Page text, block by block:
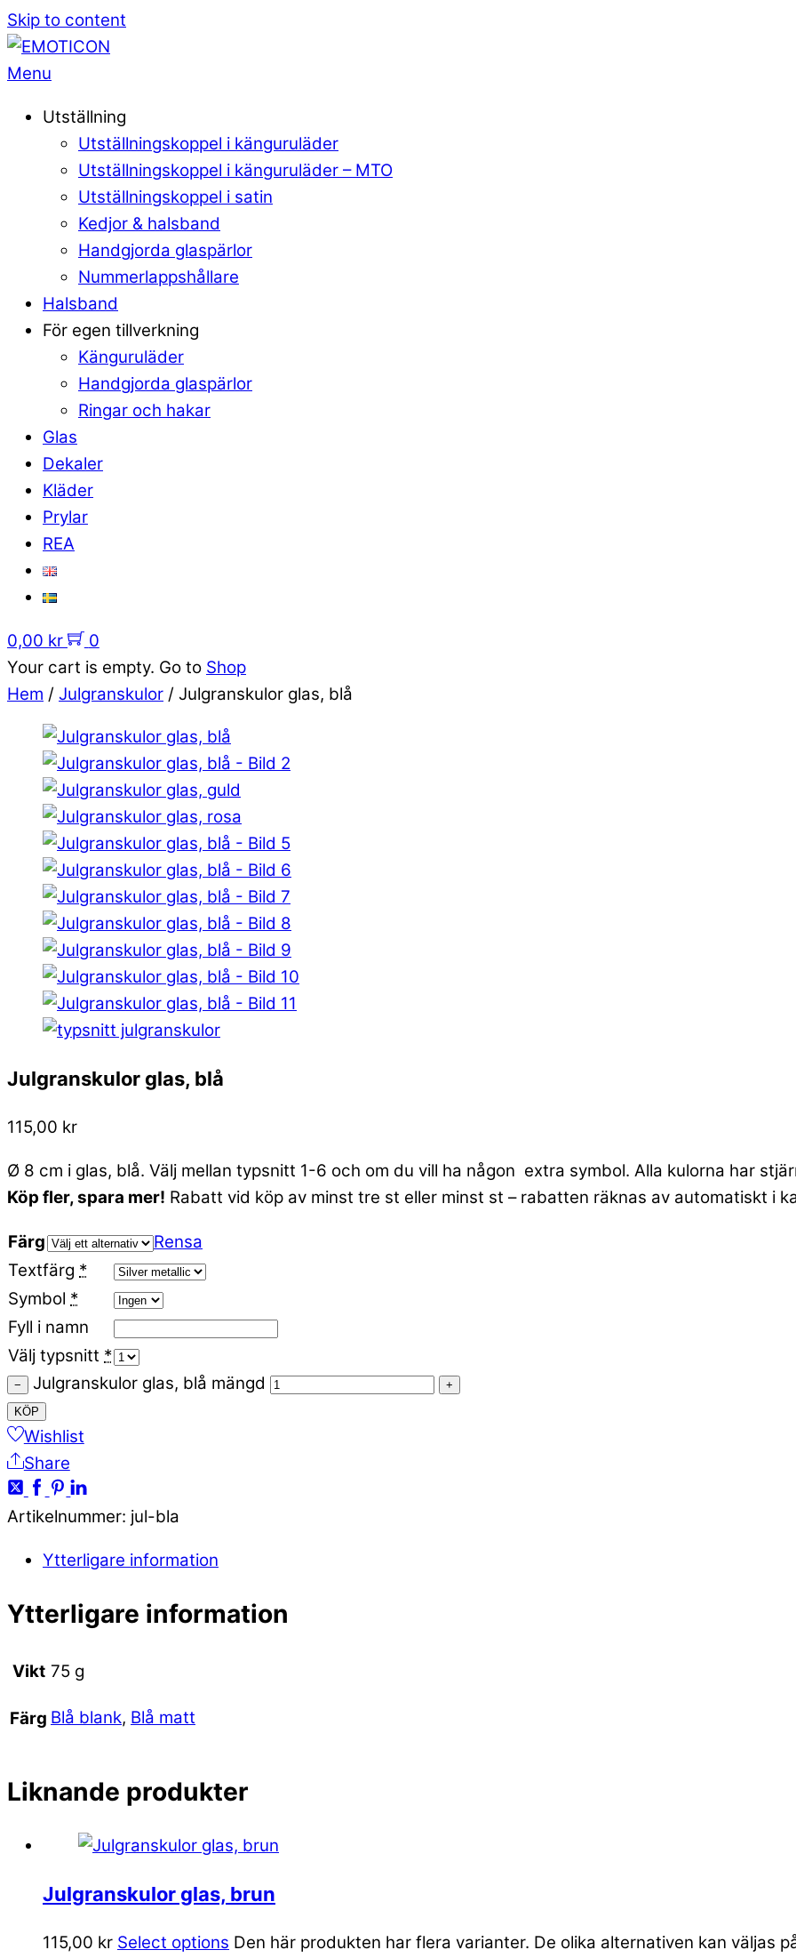
Skip to content
Menu
Utställning
Utställningskoppel i känguruläder
Utställningskoppel i känguruläder – MTO
Utställningskoppel i satin
Kedjor & halsband
Handgjorda glaspärlor
Nummerlappshållare
Halsband
För egen tillverkning
Känguruläder
Handgjorda glaspärlor
Ringar och hakar
Glas
Dekaler
Kläder
Prylar
REA
0,00 kr
0
Your cart is empty. Go to Shop
Hem / Julgranskulor / Julgranskulor glas, blå
Julgranskulor glas, blå
115,00 kr
Ø 8 cm i glas, blå. Välj mellan typsnitt 1-6 och om du vill ha någon extra symbol. Alla kulorna har
Köp fler, spara mer! Rabatt vid köp av minst tre st eller minst st – rabatten räknas av automatiskt i
Färg
Rensa
Textfärg *
Symbol *
Fyll i namn
Välj typsnitt *
− Julgranskulor glas, blå mängd
+
KÖP
Wishlist
Share
Artikelnummer: jul-bla
Ytterligare information
Ytterligare information
Vikt 75 g
Färg Blå blank, Blå matt
Liknande produkter
Julgranskulor glas, brun
115,00 kr Select options Den här produkten har flera varianter. De olika alternativen kan väljas